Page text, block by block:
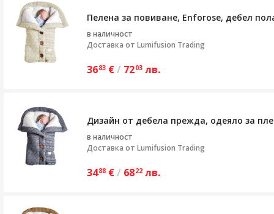
Пелена за повиване, Enforose, дебел
в наличност
Доставка от Lumifusion Trading
3683 €/ 7203 лв.
Дизайн от дебела прежда, одеяло за
в наличност
Доставка от Lumifusion Trading
3488 €/ 6822 лв.